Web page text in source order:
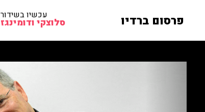
פרסום ברדיו עכשיו בשידור
סלוצקי ודומינגז